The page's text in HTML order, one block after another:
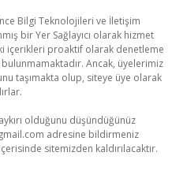
Bilgi Teknolojileri ve İletişim
bir Yer Sağlayıcı olarak hizmet
içerikleri proaktif olarak denetleme
Ancak, üyelerimiz
taşımakta olup, siteye üye olarak
olduğunu düşündüğünüz
adresine bildirmeniz
sitemizden kaldırılacaktır.